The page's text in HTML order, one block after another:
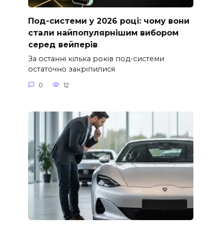
Под-системи у 2026 році: чому вони
стали найпопулярнішим вибором
серед вейперів
За останні кілька років под-системи
остаточно закріпилися
0 12